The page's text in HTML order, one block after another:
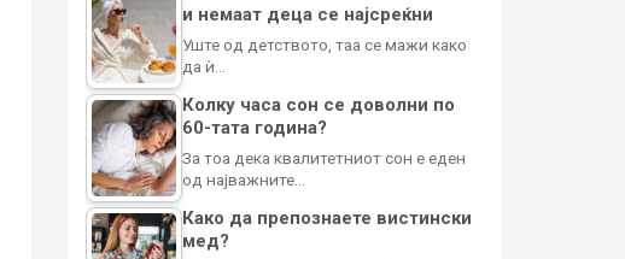
и немаат деца се најсреќни
Уште од детството, таа се мажи како
да ѝ…
Колку часа сон се доволни по
60-тата година?
За тоа дека квалитетниот сон е еден
од најважните…
Како да препознаете вистински
мед?